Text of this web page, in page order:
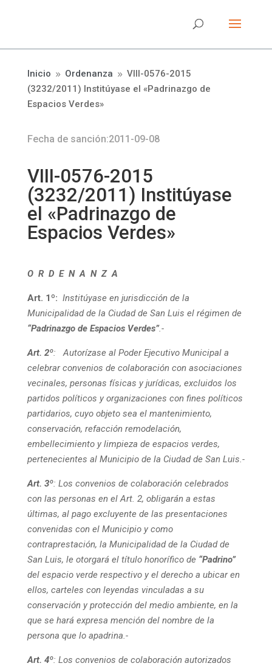
Inicio 9 Ordenanza 9 VIII-0576-2015
(3232/2011) Institúyase el «Padrinazgo de
Espacios Verdes»
Fecha de sanción:2011-09-08
VIII-0576-2015
(3232/2011) Institúyase
el «Padrinazgo de
Espacios Verdes»
O R D E N A N Z A
Art. 1º: Institúyase en jurisdicción de la
Municipalidad de la Ciudad de San Luis el régimen de
“Padrinazgo de Espacios Verdes”.-
Art. 2º:
Autorízase al Poder Ejecutivo Municipal a
celebrar convenios de colaboración con asociaciones
vecinales, personas físicas y jurídicas, excluidos los
partidos políticos y organizaciones con fines políticos
partidarios, cuyo objeto sea el mantenimiento,
conservación, refacción remodelación,
embellecimiento y limpieza de espacios verdes,
pertenecientes al Municipio de la Ciudad de San Luis.-
Art. 3º: Los convenios de colaboración celebrados
con las personas en el Art. 2, obligarán a estas
últimas, al pago excluyente de las presentaciones
convenidas con el Municipio y como
contraprestación, la Municipalidad de la Ciudad de
San Luis, le otorgará el título honorífico de “Padrino”
del espacio verde respectivo y el derecho a ubicar en
ellos, carteles con leyendas vinculadas a su
conservación y protección del medio ambiente, en la
que se hará expresa mención del nombre de la
persona que lo apadrina.-
Art. 4º: Los convenios de colaboración autorizados